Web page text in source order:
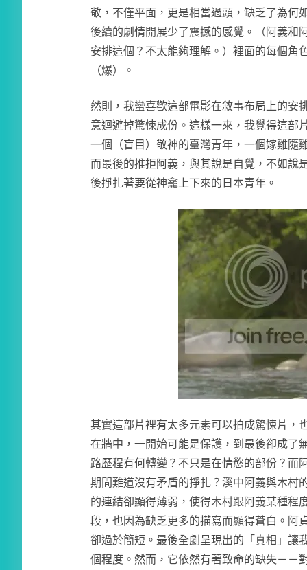
敬，不僅平面，更是相當過頭，缺乏了為何
後續的劇情開展少了震撼的感覺。（阿義和
安排這個？不太能夠理解。）裡面的每個角
（爆）。
然則，我蠻喜歡這部電影在敘事布局上的安
意迴避掉驚悚成份。這樣一來，我覺得這部
一個（盲目）敬神的臺灣青年，一個嫁雞隨
而最後的推拒阿義，與其說是自覺，不如說
後掙扎著要從神龕上下來的日本青年。
其實這部片裡有太多元素可以拍成驚悚片，
在牆中，一開始可能是保護，到最後卻成了
路歷程有何轉變？不只是在情慾的部份？而
期間難道沒有矛盾的掙扎？溪中阿義與木村
的連結卻顯得薄弱，使得木村跟阿義某種程
段，也因為缺乏更多的描寫而顯得蒼白。阿
卻過於簡短。最後全劇呈現出的「真相」讓
個程度。然而，它依然有著致命的缺失－－